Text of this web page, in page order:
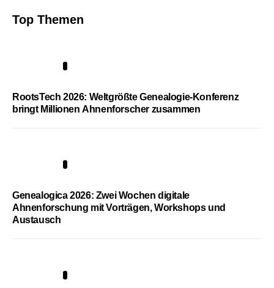
Top Themen
RootsTech 2026: Weltgrößte Genealogie-Konferenz
bringt Millionen Ahnenforscher zusammen
Genealogica 2026: Zwei Wochen digitale
Ahnenforschung mit Vorträgen, Workshops und
Austausch